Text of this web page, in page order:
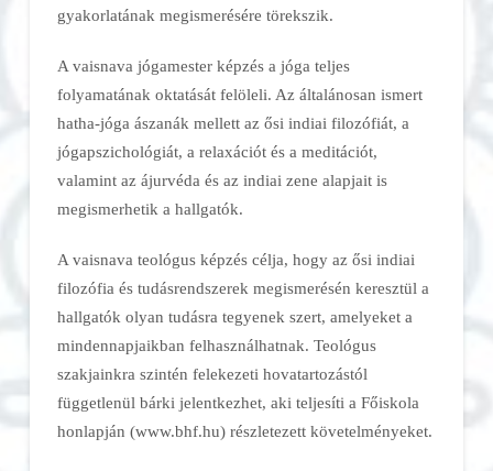
gyakorlatának megismerésére törekszik.
A vaisnava jógamester képzés a jóga teljes
folyamatának oktatását felöleli. Az általánosan ismert
hatha-jóga ászanák mellett az ősi indiai filozófiát, a
jógapszichológiát, a relaxációt és a meditációt,
valamint az ájurvéda és az indiai zene alapjait is
megismerhetik a hallgatók.
A vaisnava teológus képzés célja, hogy az ősi indiai
filozófia és tudásrendszerek megismerésén keresztül a
hallgatók olyan tudásra tegyenek szert, amelyeket a
mindennapjaikban felhasználhatnak. Teológus
szakjainkra szintén felekezeti hovatartozástól
függetlenül bárki jelentkezhet, aki teljesíti a Főiskola
honlapján (www.bhf.hu) részletezett követelményeket.